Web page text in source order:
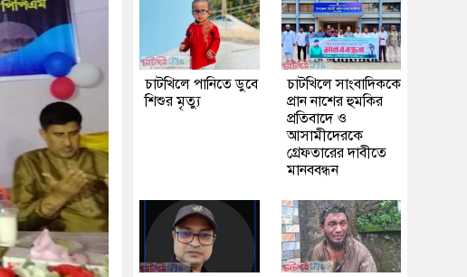
চাটখিলে পানিতে ডুবে
শিশুর মৃত্যু
চাটখিলে সাংবাদিককে
প্রান নাশের হুমকির
প্রতিবাদে ও
আসামীদেরকে
গ্রেফতারের দাবীতে
মানববন্ধন